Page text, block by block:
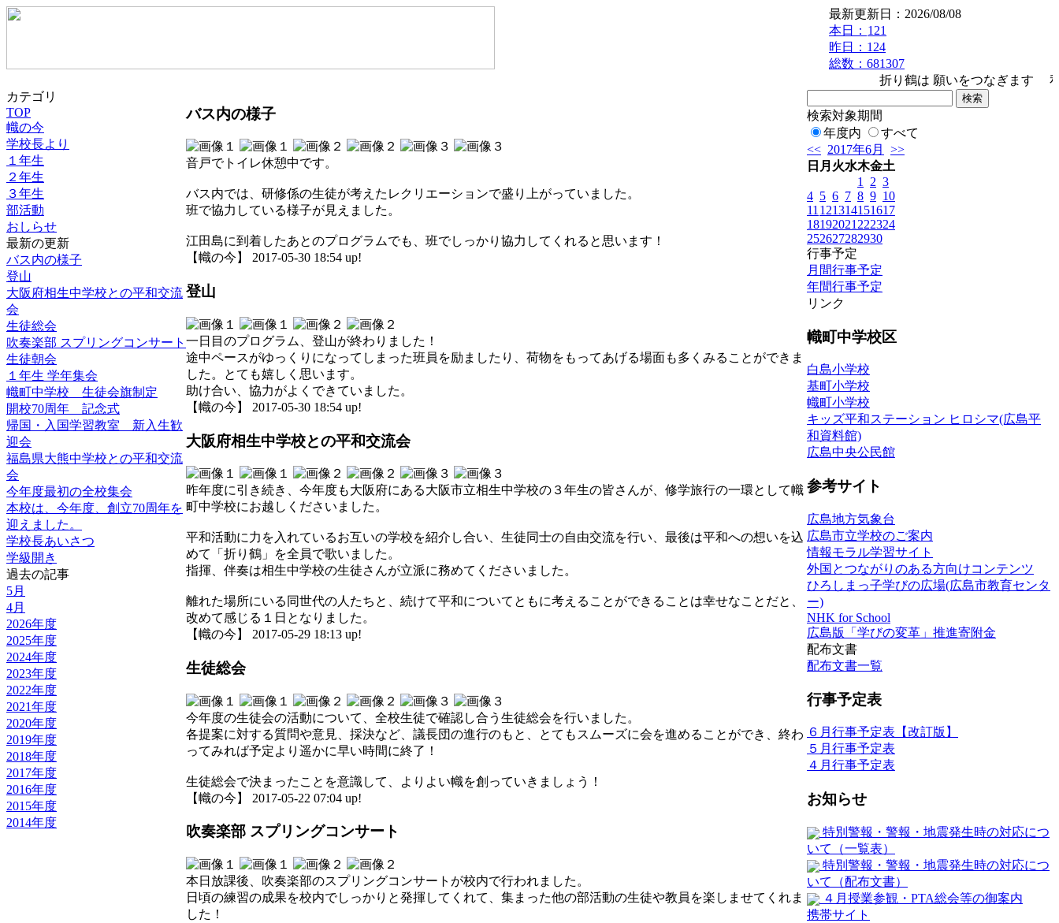
最新更新日：2026/08/08
本日： 121
昨日：124
総数：681307
折り鶴は 願いをつなぎます 私た
カテゴリ
TOP
幟の今
学校長より
１年生
２年生
３年生
部活動
おしらせ
最新の更新
バス内の様子
登山
大阪府相生中学校との平和交流
会
生徒総会
吹奏楽部 スプリングコンサート
生徒朝会
１年生 学年集会
幟町中学校 生徒会旗制定
開校70周年 記念式
帰国・入国学習教室 新入生歓
迎会
福島県大熊中学校との平和交流
会
今年度最初の全校集会
本校は、今年度、創立70周年を
迎えました。
学校長あいさつ
学級開き
過去の記事
5月
4月
2026年度
2025年度
2024年度
2023年度
2022年度
2021年度
2020年度
2019年度
2018年度
2017年度
2016年度
2015年度
2014年度
バス内の様子
音戸でトイレ休憩中です。
バス内では、研修係の生徒が考えたレクリエーションで盛り上がっていました。
班で協力している様子が見えました。
江田島に到着したあとのプログラムでも、班でしっかり協力してくれると思います！
【幟の今】 2017-05-30 18:54 up!
登山
一日目のプログラム、登山が終わりました！
途中ペースがゆっくりになってしまった班員を励ましたり、荷物をもってあげる場面も多くみることができま
した。とても嬉しく思います。
助け合い、協力がよくできていました。
【幟の今】 2017-05-30 18:54 up!
大阪府相生中学校との平和交流会
昨年度に引き続き、今年度も大阪府にある大阪市立相生中学校の３年生の皆さんが、修学旅行の一環として幟
町中学校にお越しくださいました。
平和活動に力を入れているお互いの学校を紹介し合い、生徒同士の自由交流を行い、最後は平和への想いを込
めて「折り鶴」を全員で歌いました。
指揮、伴奏は相生中学校の生徒さんが立派に務めてくださいました。
離れた場所にいる同世代の人たちと、続けて平和についてともに考えることができることは幸せなことだと、
改めて感じる１日となりました。
【幟の今】 2017-05-29 18:13 up!
生徒総会
今年度の生徒会の活動について、全校生徒で確認し合う生徒総会を行いました。
各提案に対する質問や意見、採決など、議長団の進行のもと、とてもスムーズに会を進めることができ、終わ
ってみれば予定より遥かに早い時間に終了！
生徒総会で決まったことを意識して、よりよい幟を創っていきましょう！
【幟の今】 2017-05-22 07:04 up!
吹奏楽部 スプリングコンサート
本日放課後、吹奏楽部のスプリングコンサートが校内で行われました。
日頃の練習の成果を校内でしっかりと発揮してくれて、集まった他の部活動の生徒や教員を楽しませてくれま
した！
検索対象期間
年度内
すべて
<< 2017年6月
>>
日 月 火水木金土
1
2 3
4 5 6 7 8 9 10
11 121314151617
18192021 222324
252627282930
行事予定
月間行事予定
年間行事予定
リンク
幟町中学校区
白島小学校
基町小学校
幟町小学校
キッズ平和ステーション ヒロシマ(広島平
和資料館)
広島中央公民館
参考サイト
広島地方気象台
広島市立学校のご案内
情報モラル学習サイト
外国とつながりのある方向けコンテンツ
ひろしまっ子学びの広場(広島市教育センタ
ー)
NHK for School
広島版「学びの変革」推進寄附金
配布文書
配布文書一覧
行事予定表
６月行事予定表【改訂版】
５月行事予定表
４月行事予定表
お知らせ
特別警報・警報・地震発生時の対応につ
いて（一覧表）
特別警報・警報・地震発生時の対応につ
いて（配布文書）
４月授業参観・PTA総会等の御案内
携帯サイト